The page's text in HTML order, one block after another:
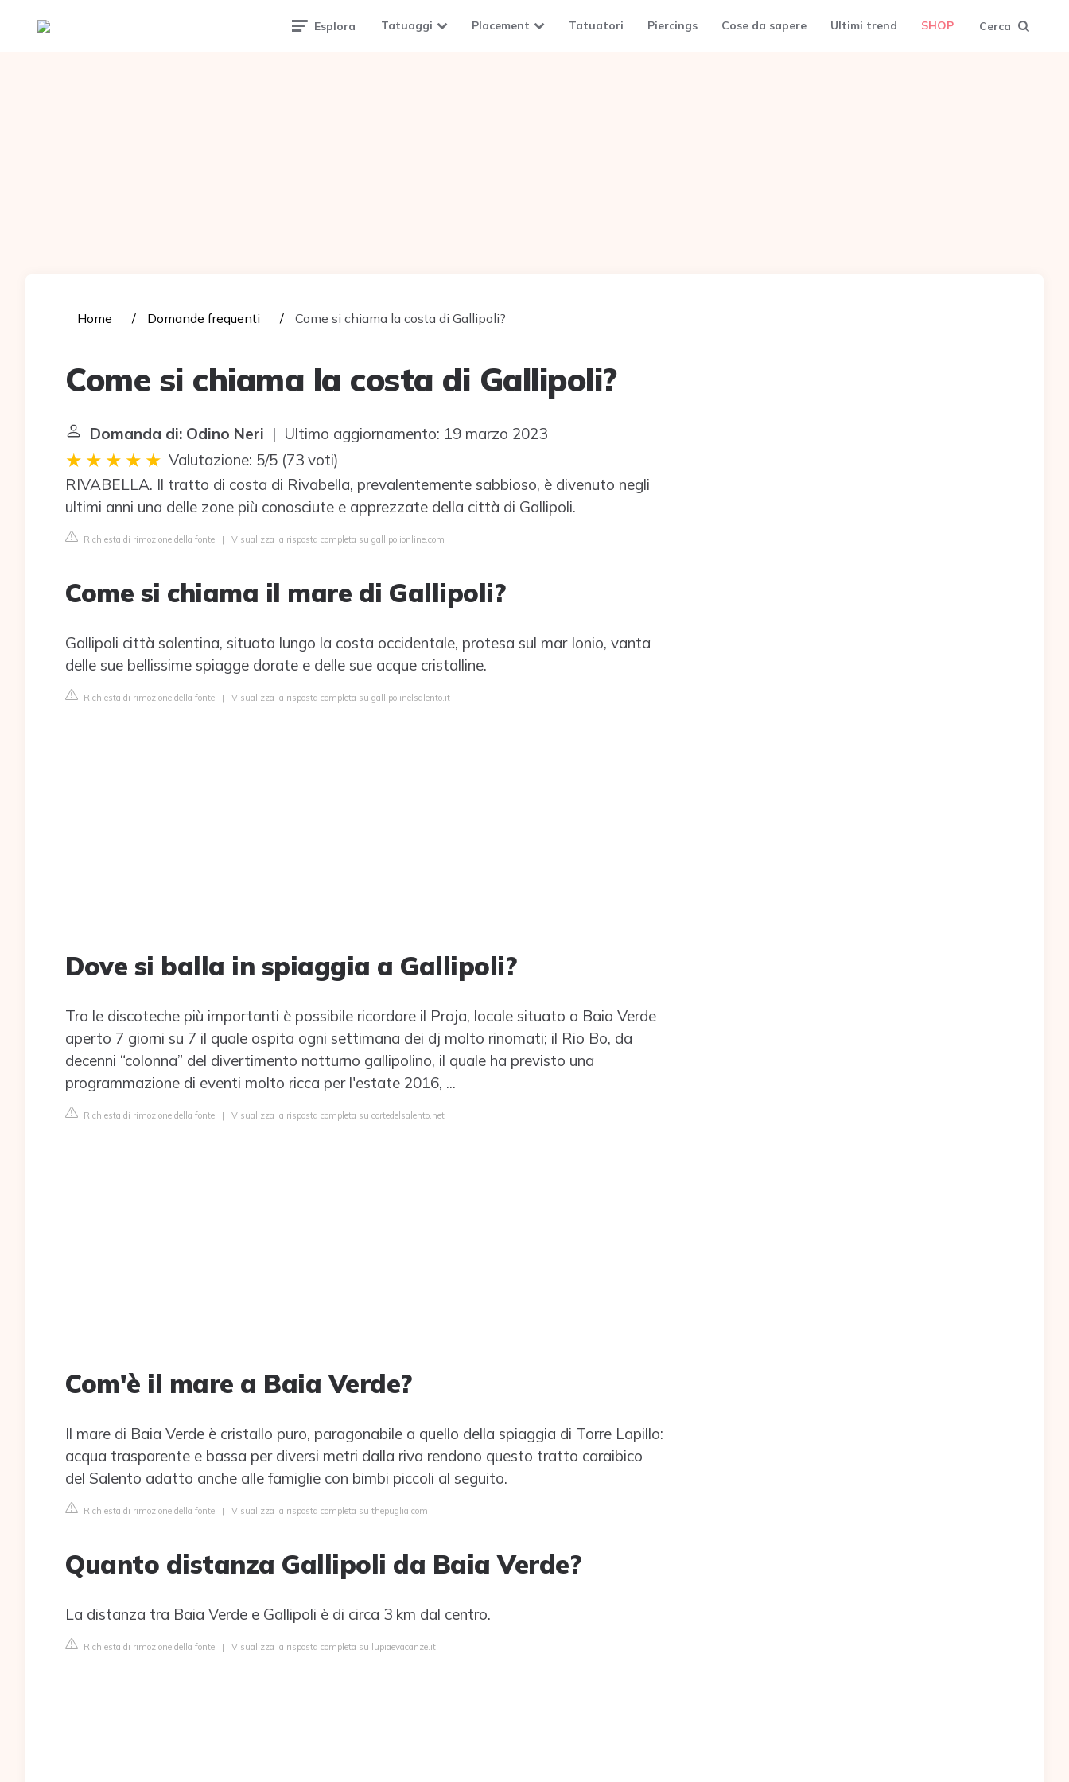
Tattoomuse.it Esplora Tatuaggi Placement Tatuatori Piercings Cose da sapere Ultimi trend SHOP Cerca
Home Domande frequenti Come si chiama la costa di Gallipoli?
Come si chiama la costa di Gallipoli?
Domanda di: Odino Neri | Ultimo aggiornamento: 19 marzo 2023
Valutazione: 5/5 (73 voti)
RIVABELLA. Il tratto di costa di Rivabella, prevalentemente sabbioso, è divenuto negli
ultimi anni una delle zone più conosciute e apprezzate della città di Gallipoli.
Richiesta di rimozione della fonte | Visualizza la risposta completa su gallipolionline.com
Come si chiama il mare di Gallipoli?
Gallipoli città salentina, situata lungo la costa occidentale, protesa sul mar Ionio, vanta
delle sue bellissime spiagge dorate e delle sue acque cristalline.
Richiesta di rimozione della fonte | Visualizza la risposta completa su gallipolinelsalento.it
Dove si balla in spiaggia a Gallipoli?
Tra le discoteche più importanti è possibile ricordare il Praja, locale situato a Baia Verde
aperto 7 giorni su 7 il quale ospita ogni settimana dei dj molto rinomati; il Rio Bo, da
decenni “colonna” del divertimento notturno gallipolino, il quale ha previsto una
programmazione di eventi molto ricca per l'estate 2016, ...
Richiesta di rimozione della fonte | Visualizza la risposta completa su cortedelsalento.net
Com'è il mare a Baia Verde?
Il mare di Baia Verde è cristallo puro, paragonabile a quello della spiaggia di Torre Lapillo:
acqua trasparente e bassa per diversi metri dalla riva rendono questo tratto caraibico
del Salento adatto anche alle famiglie con bimbi piccoli al seguito.
Richiesta di rimozione della fonte | Visualizza la risposta completa su thepuglia.com
Quanto distanza Gallipoli da Baia Verde?
La distanza tra Baia Verde e Gallipoli è di circa 3 km dal centro.
Richiesta di rimozione della fonte | Visualizza la risposta completa su lupiaevacanze.it